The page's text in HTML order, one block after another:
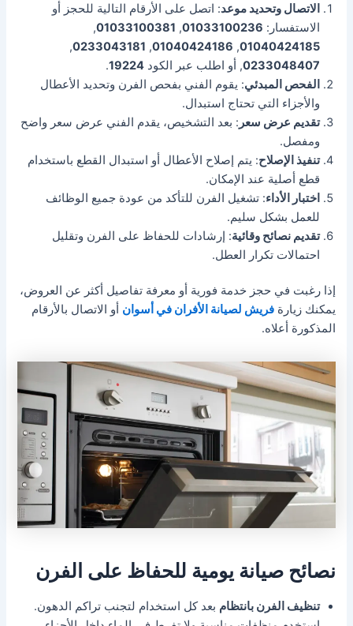
الاتصال وتحديد موعد: اتصل على الأرقام التالية للحجز أو
الاستفسار: 01033100236
,
01033100381
,
01040424185
,
01040424186
,
0233043181
,
0233048407, أو اطلب عبر الكود19224
.
الفحص المبدئي: يقوم الفني بفحص الفرن وتحديد الأعطال
والأجزاء التي تحتاج استبدال.
تقديم عرض سعر : بعد التشخيص، يقدم الفني عرض سعر واضح
ومفصل.
تنفيذ الإصلاح: يتم إصلاح الأعطال أو استبدال القطع باستخدام
قطع أصلية عند الإمكان.
اختبار الأداء: تشغيل الفرن للتأكد من عودة جميع الوظائف
للعمل بشكل سليم.
تقديم نصائح وقائية: إرشادات للحفاظ على الفرن وتقليل
احتمالات تكرار العطل.
إذا رغبت في حجز خدمة فورية أو معرفة تفاصيل أكثر عن العروض،
يمكنك زيارةفريش لصيانة الأفران في أسوان أو الاتصال بالأرقام
المذكورة أعلاه.
نصائح صيانة يومية للحفاظ على الفرن
تنظيف الفرن بانتظام بعد كل استخدام لتجنب تراكم الدهون.